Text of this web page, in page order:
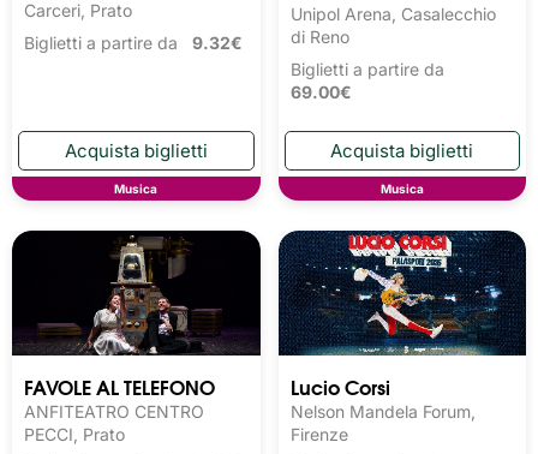
Carceri, Prato
Biglietti a partire da 9.32€
Musica
Unipol Arena, Casalecchio
di Reno
Biglietti a partire da
69.00€
Musica
FAVOLE AL TELEFONO
ANFITEATRO CENTRO
PECCI, Prato
Lucio Corsi
Nelson Mandela Forum,
Firenze